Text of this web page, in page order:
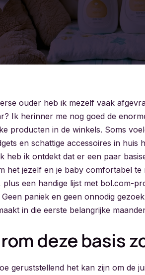
ouder heb ik mezelf vaak
Ik herinner me nog goed de
producten in de winkels. Soms
en schattige accessoires in huis
heb ik ontdekt dat er een paar
het jezelf en je baby comfortabel
plus een handige lijst met bol.com-
paniek en geen onnodig
in die eerste belangrijke
deze basis
geruststellend het kan zijn om de